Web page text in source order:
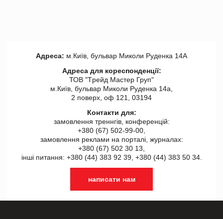
Адреса: м.Київ, бульвар Миколи Руденка 14А
Адреса для кореспонденції:
ТОВ "Tрейд Мастер Груп"
м.Київ, бульвар Миколи Руденка 14а,
2 поверх, оф 121, 03194
Контакти для:
замовлення треннгів, конференцій:
+380 (67) 502-99-00,
замовлення реклами на порталі, журналах:
+380 (67) 502 30 13,
інші питання: +380 (44) 383 92 39, +380 (44) 383 50 34.
написати нам